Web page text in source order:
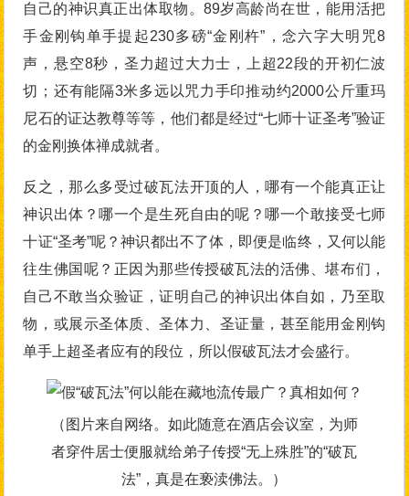
自己的神识真正出体取物。89岁高龄尚在世，能用活把
手金刚钩单手提起230多磅“金刚杵”，念六字大明咒8
声，悬空8秒，圣力超过大力士，上超22段的开初仁波
切；还有能隔3米多远以咒力手印推动约2000公斤重玛
尼石的证达教尊等等，他们都是经过“七师十证圣考”验证
的金刚换体禅成就者。
反之，那么多受过破瓦法开顶的人，哪有一个能真正让
神识出体？哪一个是生死自由的呢？哪一个敢接受七师
十证“圣考”呢？神识都出不了体，即便是临终，又何以能
往生佛国呢？正因为那些传授破瓦法的活佛、堪布们，
自己不敢当众验证，证明自己的神识出体自如，乃至取
物，或展示圣体质、圣体力、圣证量，甚至能用金刚钩
单手上超圣者应有的段位，所以假破瓦法才会盛行。
（图片来自网络。如此随意在酒店会议室，为师
者穿件居士便服就给弟子传授“无上殊胜”的“破瓦
法”，真是在亵渎佛法。）